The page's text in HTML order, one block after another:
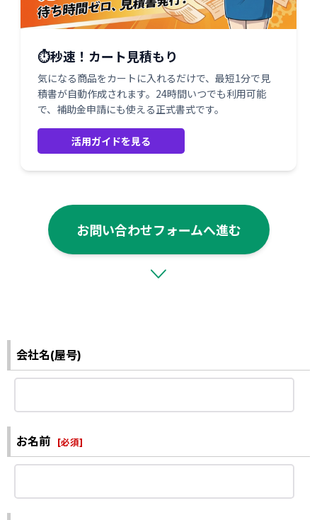
⏱️秒速！カート見積もり
気になる商品をカートに入れるだけで、最短1分で見
積書が自動作成されます。24時間いつでも利用可能
で、補助金申請にも使える正式書式です。
活用ガイドを見る
お問い合わせフォームへ進む
会社名(屋号)
お名前 [必須]